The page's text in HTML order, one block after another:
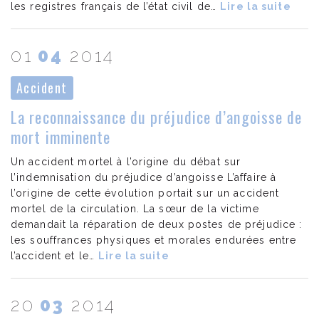
les registres français de l’état civil de…
Lire la suite
01 04 2014
Accident
La reconnaissance du préjudice d’angoisse de
mort imminente
Un accident mortel à l’origine du débat sur
l’indemnisation du préjudice d’angoisse L’affaire à
l’origine de cette évolution portait sur un accident
mortel de la circulation. La sœur de la victime
demandait la réparation de deux postes de préjudice :
les souffrances physiques et morales endurées entre
l’accident et le…
Lire la suite
20 03 2014